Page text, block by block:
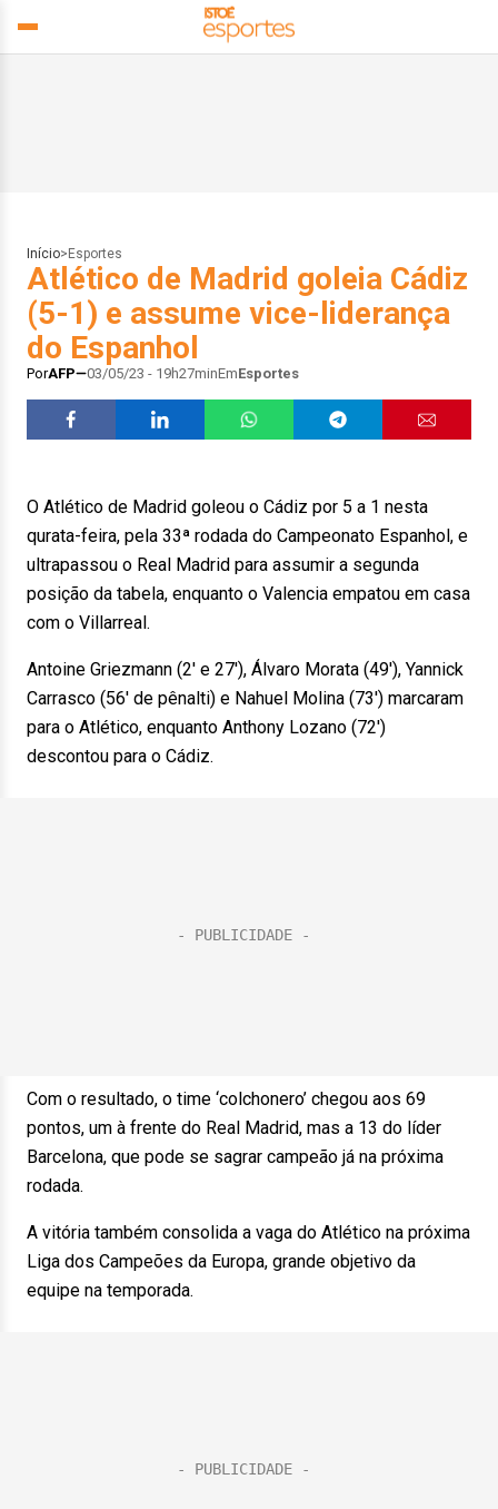
Início> Esportes
Atlético de Madrid goleia Cádiz
(5-1) e assume vice-liderança
do Espanhol
PorAFP 03/05/23 - 19h27minEmEsportes
O Atlético de Madrid goleou o Cádiz por 5 a 1 nesta
qurata-feira, pela 33ª rodada do Campeonato Espanhol, e
ultrapassou o Real Madrid para assumir a segunda
posição da tabela, enquanto o Valencia empatou em casa
com o Villarreal.
Antoine Griezmann (2′ e 27′), Álvaro Morata (49′), Yannick
Carrasco (56′ de pênalti) e Nahuel Molina (73′) marcaram
para o Atlético, enquanto Anthony Lozano (72′)
descontou para o Cádiz.
Com o resultado, o time ‘colchonero’ chegou aos 69
pontos, um à frente do Real Madrid, mas a 13 do líder
Barcelona, que pode se sagrar campeão já na próxima
rodada.
A vitória também consolida a vaga do Atlético na próxima
Liga dos Campeões da Europa, grande objetivo da
equipe na temporada.